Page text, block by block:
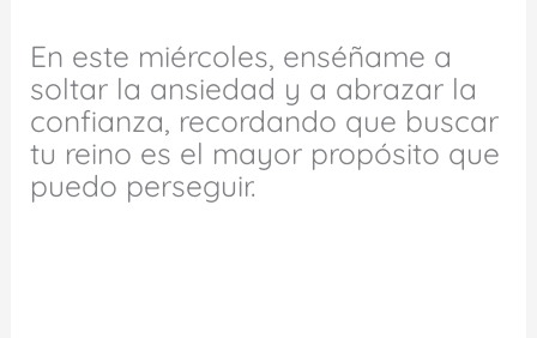
En este miércoles, enséñame a
soltar la ansiedad y a abrazar la
confianza, recordando que buscar
tu reino es el mayor propósito que
puedo perseguir.